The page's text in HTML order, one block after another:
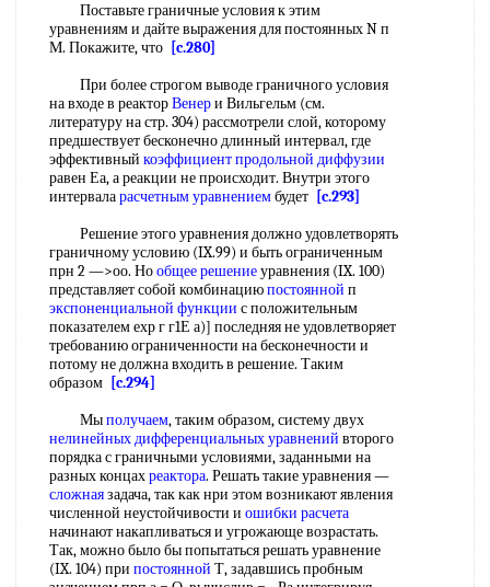
Поставьте граничные условия к этим
уравнениям и дайте выражения для постоянных N п
М. Покажите, что [c.280]
При более строгом выводе граничного условия
на входе в реакторВенери Вильгельм (см.
литературу на стр. 304) рассмотрели слой, которому
предшествует бесконечно длинный интервал, где
эффективный коэффициент продольной диффузии
равен Еа, а реакции не происходит. Внутри этого
интерваларасчетным уравнениембудет [c.293]
Решение этого уравнения должно удовлетворять
граничному условию (IX.99) и быть ограниченным
прн 2 —>оо. Нообщее решениеуравнения (IX. 100)
представляет собой комбинациюпостоянной п
экспоненциальной функции с положительным
показателем ехр г г1Е а)] последняя не удовлетворяет
требованию ограниченности на бесконечности и
потому не должна входить в решение. Таким
образом [c.294]
Мыполучаем, таким образом, систему двух
нелинейных дифференциальных уравнений второго
порядка с граничными условиями, заданными на
разных концахреактора. Решать такие уравнения —
сложнаязадача, так как нри этом возникают явления
численной неустойчивости и ошибки расчета
начинают накапливаться и угрожающе возрастать.
Так, можно было бы попытаться решать уравнение
(IX. 104) при постоянной Т, задавшись пробным